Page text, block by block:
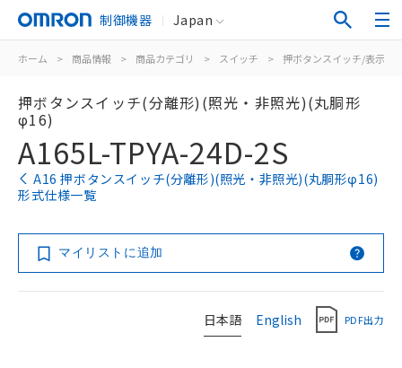
制御機器 Japan
ホーム > 商品情報 > 商品カテゴリ > スイッチ > 押ボタンスイッチ/表示灯
押ボタンスイッチ(分離形)(照光・非照光)(丸胴形
φ16)
A165L-TPYA-24D-2S
A16 押ボタンスイッチ(分離形)(照光・非照光)(丸胴形φ16)
形式仕様一覧
マイリストに追加
日本語 English PDF出力